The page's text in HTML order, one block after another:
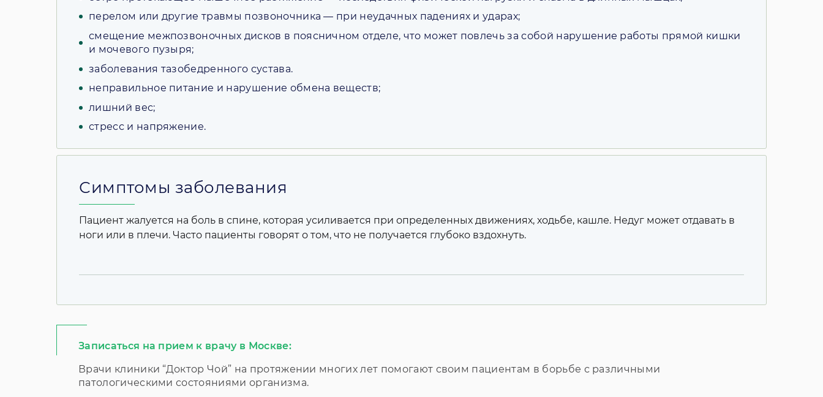
перелом или другие травмы позвоночника — при неудачных падениях и ударах;
смещение межпозвоночных дисков в поясничном отделе, что может повлечь за собой нарушение работы прямой кишки
и мочевого пузыря;
заболевания тазобедренного сустава.
неправильное питание и нарушение обмена веществ;
лишний вес;
стресс и напряжение.
Симптомы заболевания
Пациент жалуется на боль в спине, которая усиливается при определенных движениях, ходьбе, кашле. Недуг может отдавать в
ноги или в плечи. Часто пациенты говорят о том, что не получается глубоко вздохнуть.
Записаться на прием к врачу в Москве:
Врачи клиники “Доктор Чой” на протяжении многих лет помогают своим пациентам в борьбе с различными
патологическими состояниями организма.